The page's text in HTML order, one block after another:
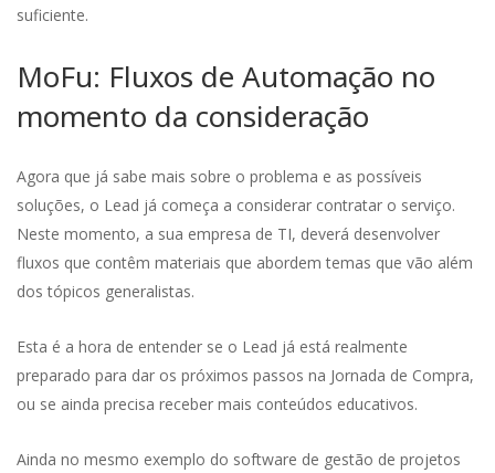
suficiente.
MoFu: Fluxos de Automação no
momento da consideração
Agora que já sabe mais sobre o problema e as possíveis
soluções, o Lead já começa a considerar contratar o serviço.
Neste momento, a sua empresa de TI, deverá desenvolver
fluxos que contêm materiais que abordem temas que vão além
dos tópicos generalistas.
Esta é a hora de entender se o Lead já está realmente
preparado para dar os próximos passos na Jornada de Compra,
ou se ainda precisa receber mais conteúdos educativos.
Ainda no mesmo exemplo do software de gestão de projetos